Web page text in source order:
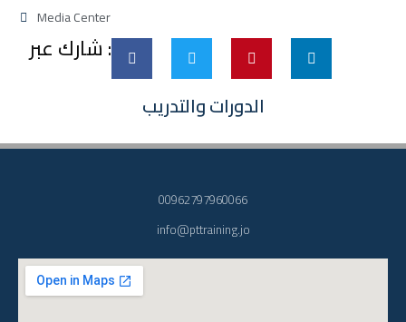
الدورات والتدريب
Media Center
شارك عبر :
00962797960066
info@pttraining.jo